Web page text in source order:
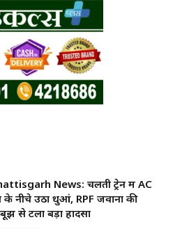
News: चलती ट्रेन में AC
के नीचे उठा धुआं, RPF जवानों की
से टला बड़ा हादसा